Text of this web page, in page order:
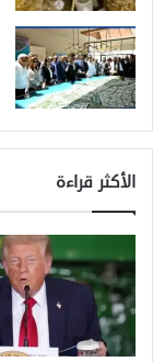
الأكثر قراءة